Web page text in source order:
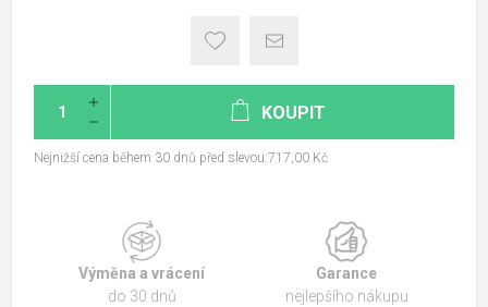
KOUPIT
Nejnižší cena během 30 dnů před slevou:717,00 Kč
Výměna a vrácení
do 30 dnů
Garance
nejlepšího nákupu